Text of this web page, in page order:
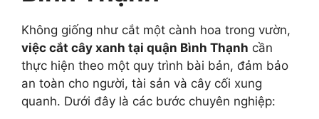
Không giống như cắt một cành hoa trong vườn,
việc cắt cây xanh tại quận Bình Thạnh cần
thực hiện theo một quy trình bài bản, đảm bảo
an toàn cho người, tài sản và cây cối xung
quanh. Dưới đây là các bước chuyên nghiệp: